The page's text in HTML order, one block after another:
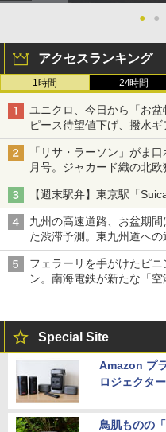
● ●
アクセスランキング
1時間 24時間
ユニクロ、今日から「お
ピース待望値下げ、撥水
「リサ・ラーソン」がま
月号。ジャカード織の北
【週末駅弁】東京駅「
九州の高速道路、お盆期
た渋滞予測。東九州道へ
フェラーリを手がけたピ
ン。南海電鉄が新たな「
Special Site
Amazon プ
ロジェクタ
鳥肌ものの